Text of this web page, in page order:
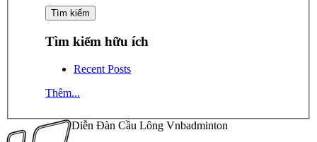
Tìm kiếm hữu ích
Recent Posts
Thêm...
Diễn Đàn Cầu Lông Vnbadminton